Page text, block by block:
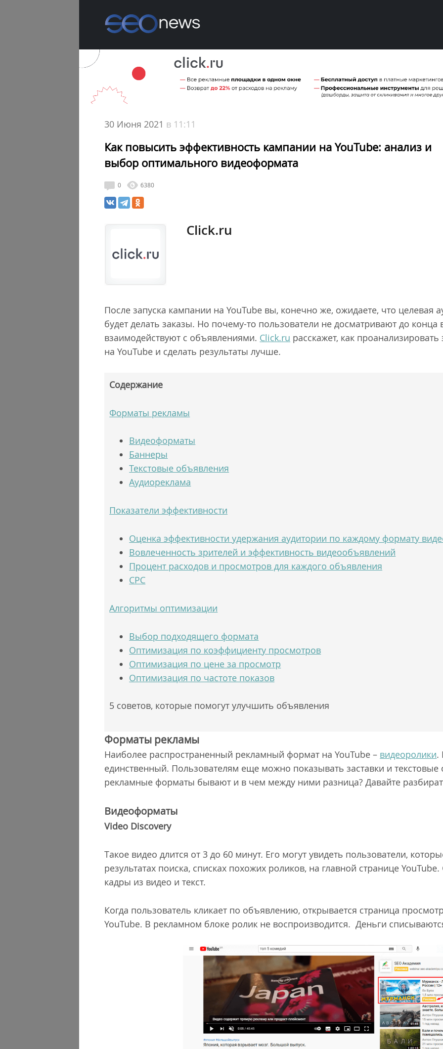
30 Июня 2021 в 11:11
Как повысить эффективность кампании на YouTube: анализ и
выбор оптимального видеоформата
0 6380
Click.ru
После запуска кампании на YouTube вы, конечно же, ожидаете, что целевая
будет делать заказы. Но почему-то пользователи не досматривают до
взаимодействуют с объявлениями. Click.ru расскажет, как
на YouTube и сделать результаты лучше.
Содержание
Форматы рекламы
Видеоформаты
Баннеры
Текстовые объявления
Аудиореклама
Показатели эффективности
Оценка эффективности удержания аудитории по каждому формату
Вовлеченность зрителей и эффективность видеообъявлений
Процент расходов и просмотров для каждого объявления
CPC
Алгоритмы оптимизации
Выбор подходящего формата
Оптимизация по коэффициенту просмотров
Оптимизация по цене за просмотр
Оптимизация по частоте показов
5 советов, которые помогут улучшить объявления
Форматы рекламы
Наиболее распространенный рекламный формат на YouTube – видеоролики.
единственный. Пользователям еще можно показывать заставки и
рекламные форматы бывают и в чем между ними разница? Давайте
Видеоформаты
Video Discovery
Такое видео длится от 3 до 60 минут. Его могут увидеть пользователи,
результатах поиска, списках похожих роликов, на главной странице
кадры из видео и текст.
Когда пользователь кликает по объявлению, открывается страница
YouTube. В рекламном блоке ролик не воспроизводится. Деньги